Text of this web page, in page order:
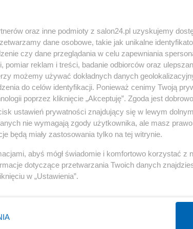
« WRÓĆ DO NOTKI
Gospodarka
Biznes
Pieniądze
Inwestycje
Podatki
oraz inne podmioty z salon24.pl uzyskujemy
dane osobowe, takie jak unikalne
czy dane przeglądania w celu zapewniania
reklam i treści, badanie odbiorców oraz
możemy używać dokładnych danych
do celów identyfikacji. Ponieważ cenimy Twoją
poprzez kliknięcie „Akceptuję”. Zgoda jest
ustawień prywatności znajdujący się w lewym
nie wymagają zgody użytkownika, ale masz
będą miały zastosowania tylko na tej witrynie.
abyś mógł świadomie i komfortowo korzystać z
dotyczące przetwarzania Twoich danych
w „Ustawienia”.